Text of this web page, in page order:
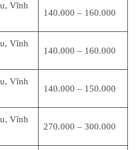
Vĩnh
140.000 – 160.000
Vĩnh
140.000 – 160.000
Vĩnh
140.000 – 150.000
Vĩnh
270.000 – 300.000